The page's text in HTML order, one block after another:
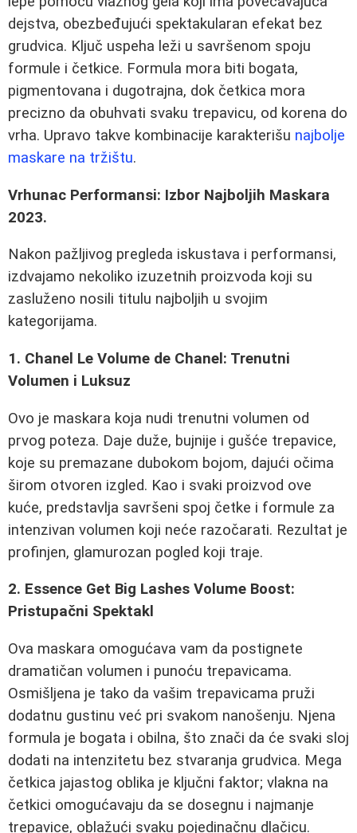
dejstva, obezbeđujući spektakularan efekat bez
grudvica. Ključ uspeha leži u savršenom spoju
formule i četkice. Formula mora biti bogata,
pigmentovana i dugotrajna, dok četkica mora
precizno da obuhvati svaku trepavicu, od korena do
vrha. Upravo takve kombinacije karakterišu najbolje
maskare na tržištu.
Vrhunac Performansi: Izbor Najboljih Maskara
2023.
Nakon pažljivog pregleda iskustava i performansi,
izdvajamo nekoliko izuzetnih proizvoda koji su
zasluženo nosili titulu najboljih u svojim
kategorijama.
1. Chanel Le Volume de Chanel: Trenutni
Volumen i Luksuz
Ovo je maskara koja nudi trenutni volumen od
prvog poteza. Daje duže, bujnije i gušće trepavice,
koje su premazane dubokom bojom, dajući očima
širom otvoren izgled. Kao i svaki proizvod ove
kuće, predstavlja savršeni spoj četke i formule za
intenzivan volumen koji neće razočarati. Rezultat je
profinjen, glamurozan pogled koji traje.
2. Essence Get Big Lashes Volume Boost:
Pristupačni Spektakl
Ova maskara omogućava vam da postignete
dramatičan volumen i punoću trepavicama.
Osmišljena je tako da vašim trepavicama pruži
dodatnu gustinu već pri svakom nanošenju. Njena
formula je bogata i obilna, što znači da će svaki sloj
dodati na intenzitetu bez stvaranja grudvica. Mega
četkica jajastog oblika je ključni faktor; vlakna na
četkici omogućavaju da se dosegnu i najmanje
trepavice, oblažući svaku pojedinačnu dlačicu.